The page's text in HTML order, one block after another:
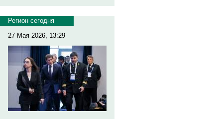
Регион сегодня
27 Мая 2026, 13:29